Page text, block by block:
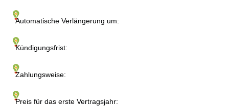
Automatische Verlängerung um:
Kündigungsfrist:
Zahlungsweise:
Preis für das erste Vertragsjahr: